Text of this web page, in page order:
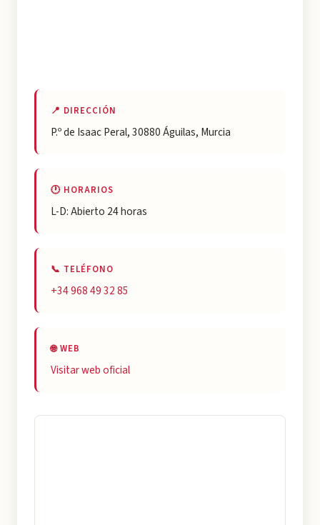
📍 DIRECCIÓN
P.º de Isaac Peral, 30880 Águilas, Murcia
🕐 HORARIOS
L-D: Abierto 24 horas
📞 TELÉFONO
+34 968 49 32 85
🌐 WEB
Visitar web oficial